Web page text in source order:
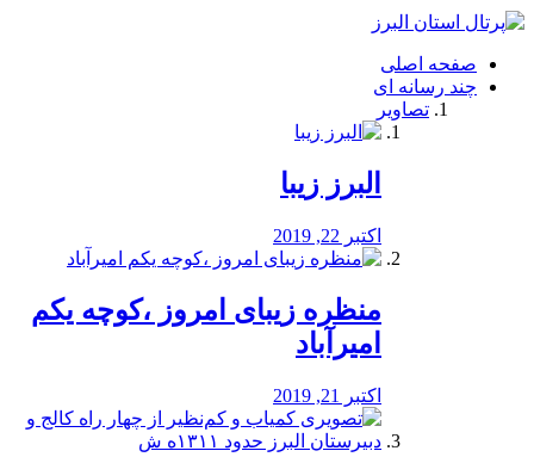
فصد
شرق
تهران
خشکشویی
صفحه اصلی
چند رسانه ای
تصاویر
البرز زیبا
اکتبر 22, 2019
منظره‌‌ زیبای امروز ،کوچه یکم
امیرآباد
اکتبر 21, 2019